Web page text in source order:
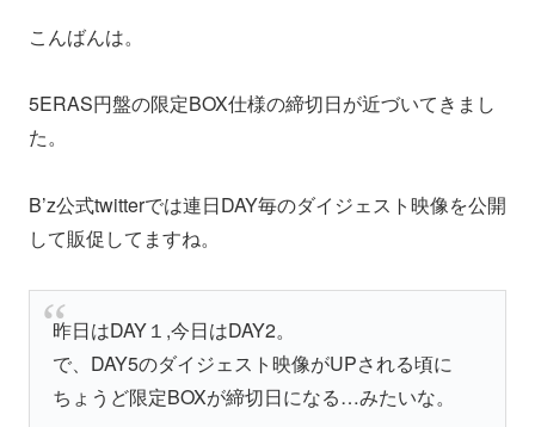
こんばんは。
5ERAS円盤の限定BOX仕様の締切日が近づいてきまし
た。
B’z公式twitterでは連日DAY毎のダイジェスト映像を公開
して販促してますね。
昨日はDAY１,今日はDAY2。
で、DAY5のダイジェスト映像がUPされる頃に
ちょうど限定BOXが締切日になる…みたいな。